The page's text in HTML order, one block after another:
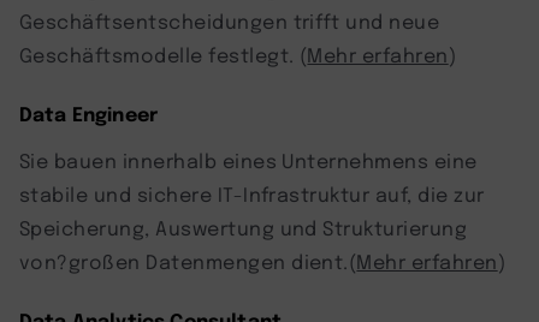
Geschäftsentscheidungen trifft und neue
Geschäftsmodelle festlegt. (Mehr erfahren)
Data Engineer
Sie bauen innerhalb eines Unternehmens eine
stabile und sichere IT-Infrastruktur auf, die zur
Speicherung, Auswertung und Strukturierung
von?großen Datenmengen dient.(Mehr erfahren)